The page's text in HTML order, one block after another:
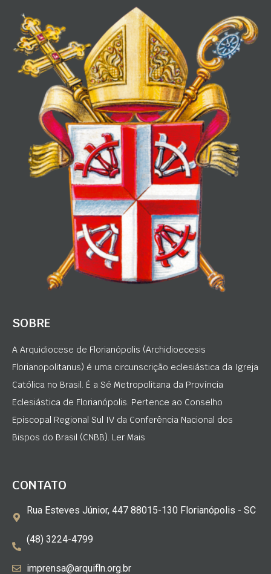
SOBRE
A Arquidiocese de Florianópolis (Archidioecesis
Florianopolitanus) é uma circunscrição eclesiástica da Igreja
Católica no Brasil. É a Sé Metropolitana da Província
Eclesiástica de Florianópolis. Pertence ao Conselho
Episcopal Regional Sul IV da Conferência Nacional dos
Bispos do Brasil (CNBB). Ler Mais
CONTATO
Rua Esteves Júnior, 447 88015-130 Florianópolis - SC
(48) 3224-4799
imprensa@arquifln.org.br